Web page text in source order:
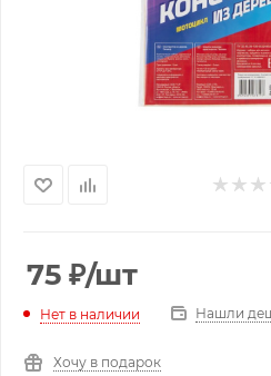
75 ₽/шт
Нет в наличии Нашли
Хочу в подарок